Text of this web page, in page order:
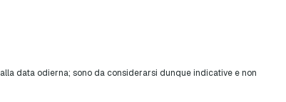
alla data odierna; sono da considerarsi dunque indicative e non